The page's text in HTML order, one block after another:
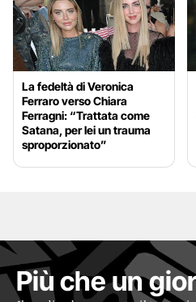
La fedeltà di Veronica
Ferraro verso Chiara
Ferragni: “Trattata come
Satana, per lei un trauma
sproporzionato”
Più che un